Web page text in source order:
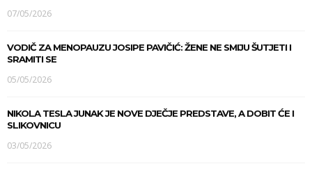
07/05/2026
VODIČ ZA MENOPAUZU JOSIPE PAVIČIĆ: ŽENE NE SMIJU ŠUTJETI I
SRAMITI SE
05/05/2026
NIKOLA TESLA JUNAK JE NOVE DJEČJE PREDSTAVE, A DOBIT ĆE I
SLIKOVNICU
03/05/2026